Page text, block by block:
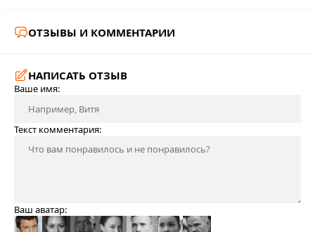
ОТЗЫВЫ И КОММЕНТАРИИ
НАПИСАТЬ ОТЗЫВ
Ваше имя:
Текст комментария:
Ваш аватар: